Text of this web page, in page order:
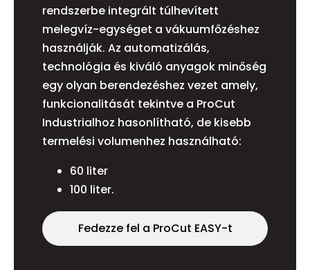
rendszerbe integrált túlhevített
melegvíz-egységet a vákuumfőzéshez
használják. Az automatizálás,
technológia és kiváló anyagok minőség
egy olyan berendezéshez vezet amely,
funkcionalitását tekintve a ProCut
Industrialhoz hasonlítható, de kisebb
termelési volumenhez használható:
60 liter
100 liter.
Fedezze fel a ProCut EASY-t